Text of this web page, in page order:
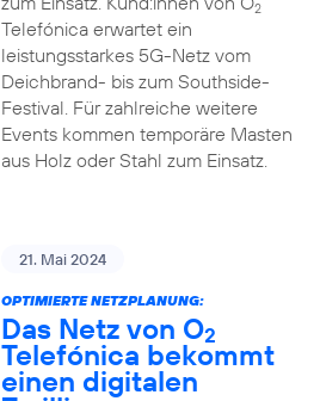
2
Telefónica erwartet ein
leistungsstarkes 5G-Netz vom
Deichbrand- bis zum Southside-
Festival. Für zahlreiche weitere
Events kommen temporäre Masten
aus Holz oder Stahl zum Einsatz.
21. Mai 2024
OPTIMIERTE NETZPLANUNG:
Das Netz von O2
Telefónica bekommt
einen digitalen